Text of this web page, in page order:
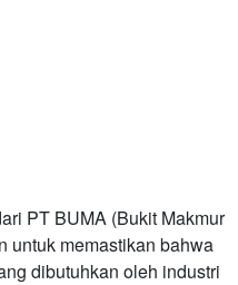
PT BUMA (Bukit Makmur
untuk memastikan bahwa
dibutuhkan oleh industri